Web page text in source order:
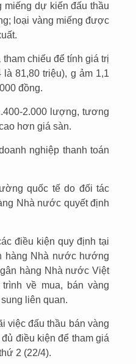
miếng dự kiến đấu thầu
loại vàng miếng được
chiếu để tính giá trị
81,80 triệu), g ảm 1,1
đồng.
2.000 lượng, tương
hơn giá sàn.
nghiệp thanh toán
quốc tế do đối tác
Nhà nước quyết định
điều kiện quy định tại
hàng Nhà nước hướng
hàng Nhà nước Việt
về mua, bán vàng
liên quan.
việc đấu thầu bán vàng
điều kiện để tham giá
2 (22/4).